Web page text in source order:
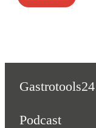
Gastrotools24
Podcast